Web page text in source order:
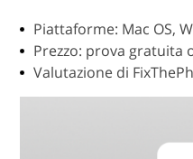
Piattaforme: Mac OS,
Prezzo: prova gratuita
Valutazione di